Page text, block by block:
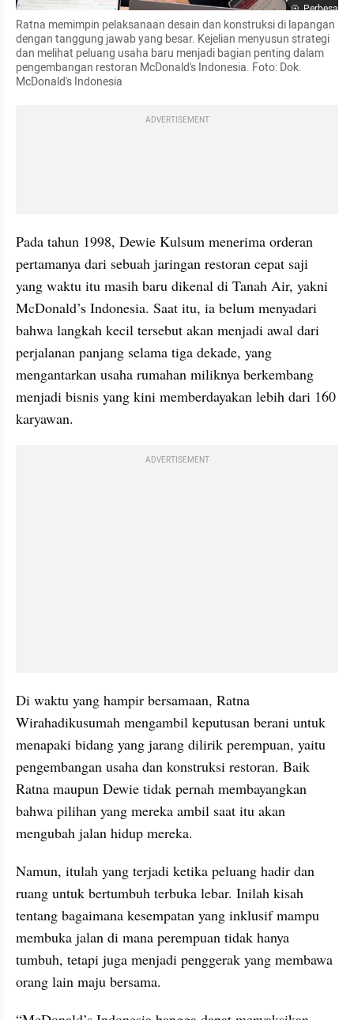
Perbesar
Ratna memimpin pelaksanaan desain dan konstruksi di lapangan
dengan tanggung jawab yang besar. Kejelian menyusun strategi
dan melihat peluang usaha baru menjadi bagian penting dalam
pengembangan restoran McDonald's Indonesia. Foto: Dok.
McDonald's Indonesia
ADVERTISEMENT
Pada tahun 1998, Dewie Kulsum menerima orderan
pertamanya dari sebuah jaringan restoran cepat saji
yang waktu itu masih baru dikenal di Tanah Air, yakni
McDonald’s Indonesia. Saat itu, ia belum menyadari
bahwa langkah kecil tersebut akan menjadi awal dari
perjalanan panjang selama tiga dekade, yang
mengantarkan usaha rumahan miliknya berkembang
menjadi bisnis yang kini memberdayakan lebih dari 160
karyawan.
ADVERTISEMENT
Di waktu yang hampir bersamaan, Ratna
Wirahadikusumah mengambil keputusan berani untuk
menapaki bidang yang jarang dilirik perempuan, yaitu
pengembangan usaha dan konstruksi restoran. Baik
Ratna maupun Dewie tidak pernah membayangkan
bahwa pilihan yang mereka ambil saat itu akan
mengubah jalan hidup mereka.
Namun, itulah yang terjadi ketika peluang hadir dan
ruang untuk bertumbuh terbuka lebar. Inilah kisah
tentang bagaimana kesempatan yang inklusif mampu
membuka jalan di mana perempuan tidak hanya
tumbuh, tetapi juga menjadi penggerak yang membawa
orang lain maju bersama.